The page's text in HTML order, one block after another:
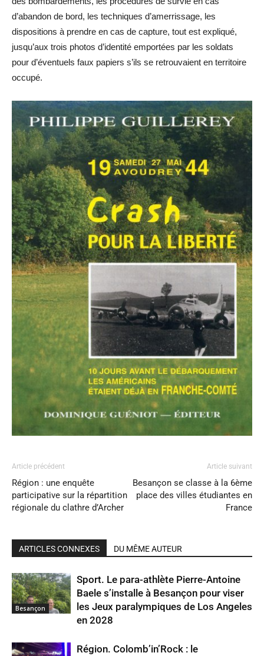
d’abandon de bord, les techniques d’amerrissage, les
dispositions à prendre en cas de capture, tout est expliqué,
jusqu’aux trois photos d’identité emportées par les soldats
pour d’éventuels faux papiers s’ils se retrouvaient en territoire
occupé.
Article précédent
Région : une enquête
participative sur la répartition
régionale du clathre d’Archer
Article suivant
Besançon se classe à la 6ème
place des villes étudiantes en
France
ARTICLES CONNEXES DU MÊME AUTEUR
Besançon
Sport. Le para-athlète Pierre-Antoine
Baele s’installe à Besançon pour viser
les Jeux paralympiques de Los Angeles
en 2028
Région. Colomb’in’Rock : le